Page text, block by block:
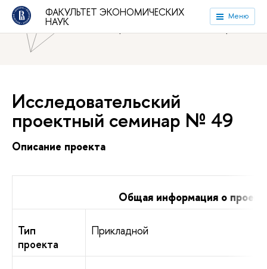
ФАКУЛЬТЕТ ЭКОНОМИЧЕСКИХ
НАУК Меню
Национальный исследовательский университет «Высшая
школа экономики»
Факультет экономических наук
Исследовательский
проектный семинар № 49
Описание проекта
Общая информация о
Тип
проекта
Прикладной